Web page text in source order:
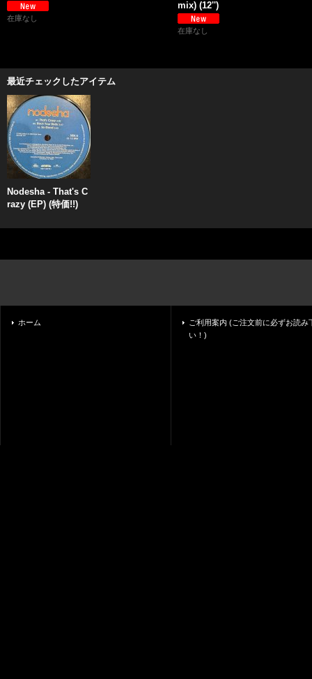
在庫なし
mix) (12'')
在庫なし
最近チェックしたアイテム
Nodesha - That's C
razy (EP) (特価!!)
ホーム
ご利用案内 (ご注文前に必ずお読み
い！)